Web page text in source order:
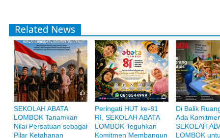
Related News
SEKOLAH ABATA
LOMBOK Tanamkan
Nilai Persatuan sebagai
Pilar Ketahanan
Peringati HUT ke-81
RI, SEKOLAH ABATA
LOMBOK Teguhkan
Komitmen Membangun
Di Balik
Ada
SEKOLAH
LOMBOK
Bank Muamalat
Raih ketenangan dengan akses yang luas di Bank Muamalat